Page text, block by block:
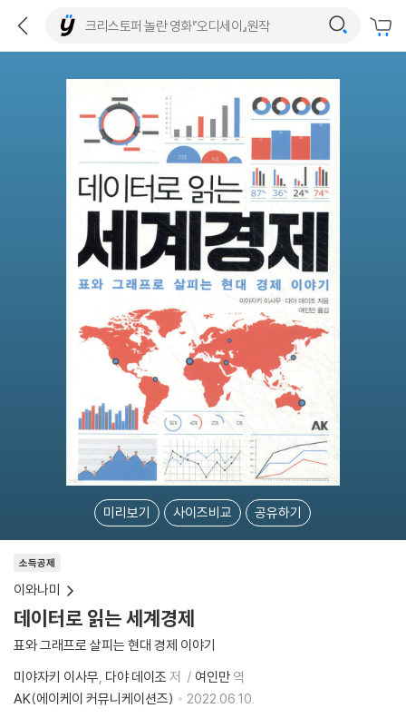
미리보기 사이즈비교 공유하기
소득공제
이와나미
데이터로 읽는 세계경제
표와 그래프로 살피는 현대 경제 이야기
미야자키 이사무 다야 데이조 저 여인만 역
AK(에이케이 커뮤니케이션즈)
2022.06.10.